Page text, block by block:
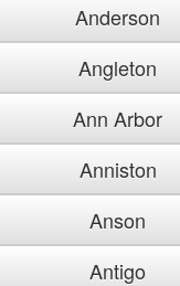
Anderson
Angleton
Ann Arbor
Anniston
Anson
Antigo